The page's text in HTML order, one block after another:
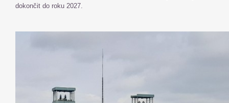
dokončit do roku 2027.